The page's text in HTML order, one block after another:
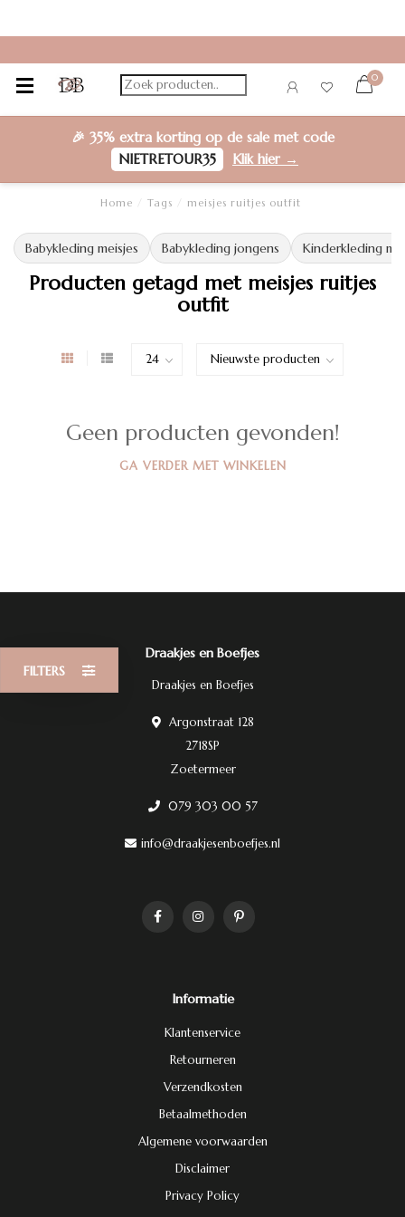
0
🎉 35% extra kortingop de sale met code
NIETRETOUR35
Klik hier →
Home Tags meisjes ruitjes outfit
Babykleding meisjes Babykleding jongens Kinderkleding
Producten getagd met meisjes ruitjes
outfit
FILTERS
Geen producten gevonden!
GA VERDER MET WINKELEN
Draakjes en Boefjes
Draakjes en Boefjes
Argonstraat 128
2718SP
Zoetermeer
079 303 00 57
info@draakjesenboefjes.nl
Informatie
Klantenservice
Retourneren
Verzendkosten
Betaalmethoden
Algemene voorwaarden
Disclaimer
Privacy Policy